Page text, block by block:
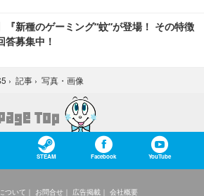
『新種のゲーミング“蚊”が登場！ その特徴
答募集中！
› 記事 › 写真・画像
STEAM Facebook YouTube
ついて お問合せ 広告掲載 会社概要